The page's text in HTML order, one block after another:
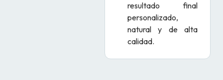
resultado final
personalizado,
natural y de alta
calidad.